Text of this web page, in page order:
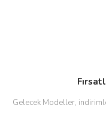
Gelecek Modeller,